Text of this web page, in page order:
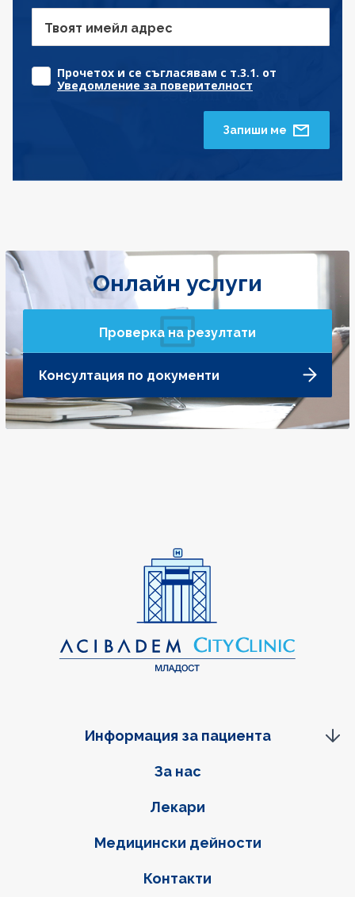
Твоят имейл адрес
Прочетох и се съгласявам с т.3.1. от
Уведомление за поверителност
Запиши ме
Онлайн услуги
Проверка на резултати
Консултация по документи
Фуутер навигация
За нас
Лекари
Медицински дейности
Контакти
Информация за пациента